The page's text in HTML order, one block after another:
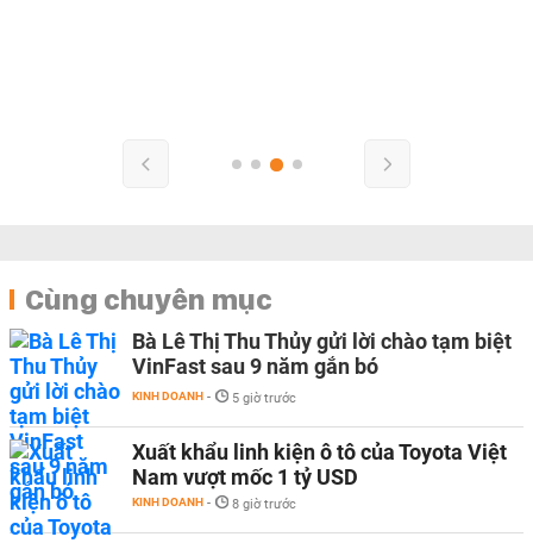
Cùng chuyên mục
Bà Lê Thị Thu Thủy gửi lời chào tạm biệt
VinFast sau 9 năm gắn bó
KINH DOANH - 5 giờ trước
Xuất khẩu linh kiện ô tô của Toyota Việt
Nam vượt mốc 1 tỷ USD
KINH DOANH - 8 giờ trước